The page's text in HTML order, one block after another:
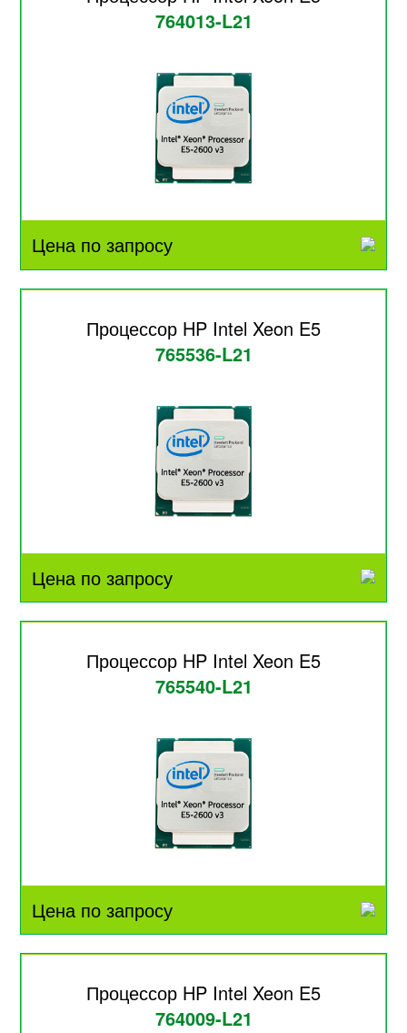
764013-L21
Цена по запросу
Процессор HP Intel Xeon E5
765536-L21
Цена по запросу
Процессор HP Intel Xeon E5
765540-L21
Цена по запросу
Процессор HP Intel Xeon E5
764009-L21